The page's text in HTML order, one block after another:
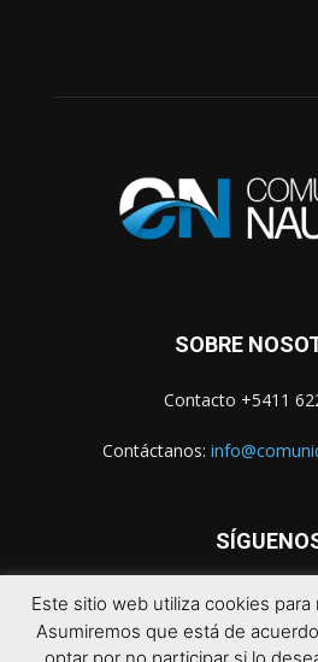
SOBRE
Contacto +5411
Contáctanos:
Este sitio web utiliza cookies
Asumiremos que está de